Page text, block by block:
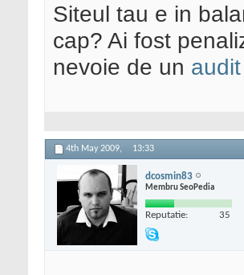
Siteul tau e in
cap? Ai fost
nevoie de un
4th May 2009, 13:33
dcosmin83
Membru SeoPedia
Reputatie: 35